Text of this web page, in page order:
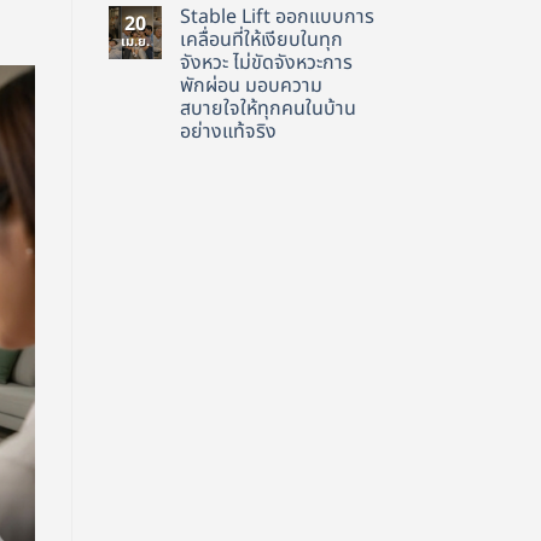
อดีต
และ
โอบ
รับ
อนาคต
“รางวัล
ชีวิต”
ของ
ทุก
คน
ความ
สุข
ที่
สะท้อน
เห็น
บน
Design
Statement
ที่
สะท้อน
ตัว
ตน
เมื่อ
20
เม.ย.
Stable Lift ออกแบบการ
เคลื่อนที่ให้เงียบในทุก
จังหวะ ไม่ขัดจังหวะการ
พักผ่อน มอบความ
สบายใจให้ทุกคนในบ้าน
อย่างแท้จริง